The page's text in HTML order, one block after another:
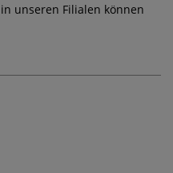
unseren Filialen können